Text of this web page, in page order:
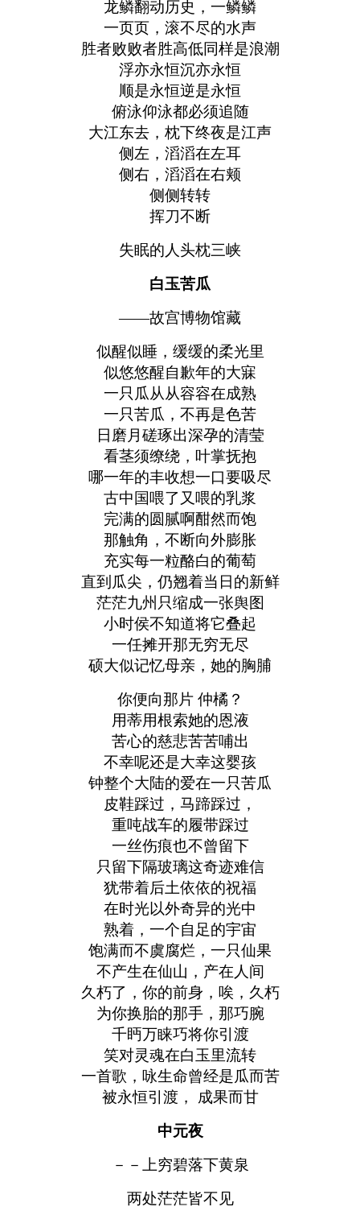
龙鳞翻动历史，一鳞鳞
一页页，滚不尽的水声
胜者败败者胜高低同样是浪潮
浮亦永恒沉亦永恒
顺是永恒逆是永恒
俯泳仰泳都必须追随
大江东去，枕下终夜是江声
侧左，滔滔在左耳
侧右，滔滔在右颊
侧侧转转
挥刀不断
失眠的人头枕三峡
白玉苦瓜
——故宫博物馆藏
似醒似睡，缓缓的柔光里
似悠悠醒自歉年的大寐
一只瓜从从容容在成熟
一只苦瓜，不再是色苦
日磨月磋琢出深孕的清莹
看茎须缭绕，叶掌抚抱
哪一年的丰收想一口要吸尽
古中国喂了又喂的乳浆
完满的圆腻啊酣然而饱
那触角，不断向外膨胀
充实每一粒酪白的葡萄
直到瓜尖，仍翘着当日的新鲜
茫茫九州只缩成一张舆图
小时侯不知道将它叠起
一任摊开那无穷无尽
硕大似记忆母亲，她的胸脯
你便向那片 仲橘？
用蒂用根索她的恩液
苦心的慈悲苦苦哺出
不幸呢还是大幸这婴孩
钟整个大陆的爱在一只苦瓜
皮鞋踩过，马蹄踩过，
重吨战车的履带踩过
一丝伤痕也不曾留下
只留下隔玻璃这奇迹难信
犹带着后土依依的祝福
在时光以外奇异的光中
熟着，一个自足的宇宙
饱满而不虞腐烂，一只仙果
不产生在仙山，产在人间
久朽了，你的前身，唉，久朽
为你换胎的那手，那巧腕
千眄万睐巧将你引渡
笑对灵魂在白玉里流转
一首歌，咏生命曾经是瓜而苦
被永恒引渡， 成果而甘
中元夜
－－上穷碧落下黄泉
两处茫茫皆不见